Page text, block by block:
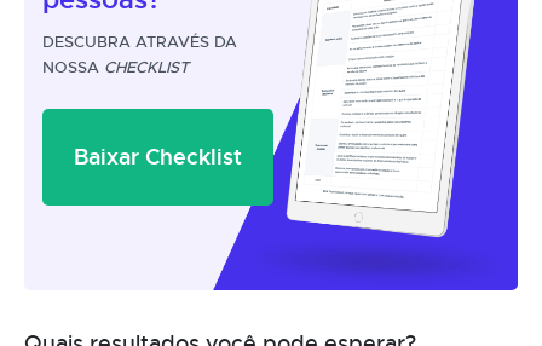
DESCUBRA ATRAVÉS DA
NOSSA CHECKLIST
Baixar Checklist